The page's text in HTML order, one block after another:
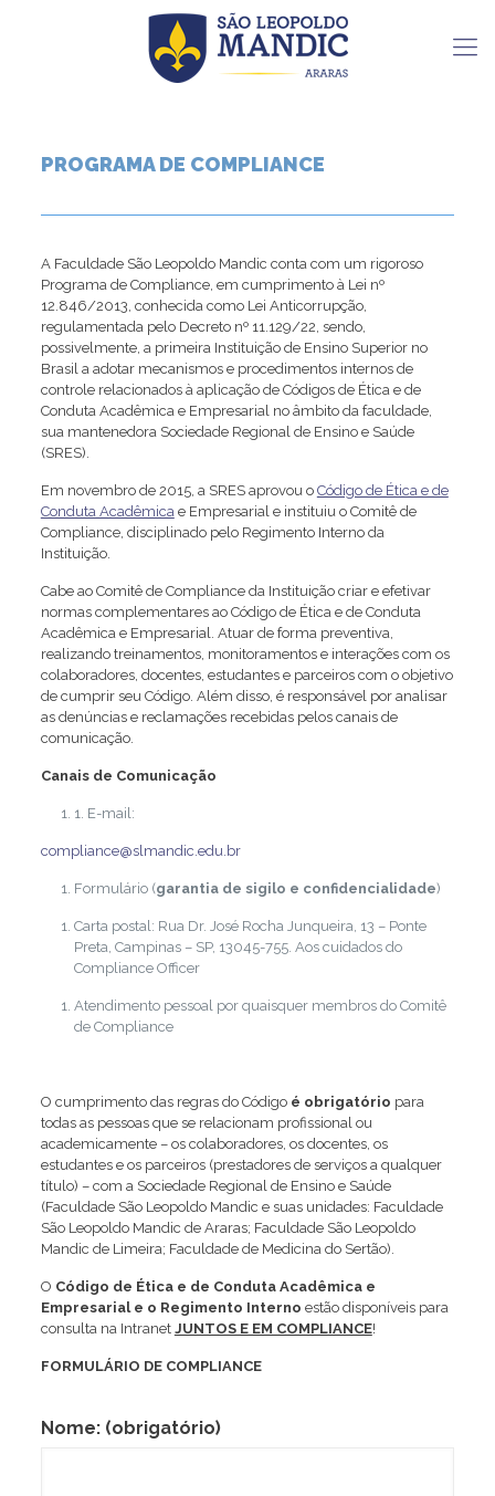
PROGRAMA DE COMPLIANCE
A Faculdade São Leopoldo Mandic conta com um rigoroso
Programa de Compliance, em cumprimento à Lei nº
12.846/2013, conhecida como Lei Anticorrupção,
regulamentada pelo Decreto nº 11.129/22, sendo,
possivelmente, a primeira Instituição de Ensino Superior no
Brasil a adotar mecanismos e procedimentos internos de
controle relacionados à aplicação de Códigos de Ética e de
Conduta Acadêmica e Empresarial no âmbito da faculdade,
sua mantenedora Sociedade Regional de Ensino e Saúde
(SRES).
Em novembro de 2015, a SRES aprovou o Código de Ética e de
Conduta Acadêmicae Empresarial e instituiu o Comitê de
Compliance, disciplinado pelo Regimento Interno da
Instituição.
Cabe ao Comitê de Compliance da Instituição criar e efetivar
normas complementares ao Código de Ética e de Conduta
Acadêmica e Empresarial. Atuar de forma preventiva,
realizando treinamentos, monitoramentos e interações com os
colaboradores, docentes, estudantes e parceiros com o objetivo
de cumprir seu Código. Além disso, é responsável por analisar
as denúncias e reclamações recebidas pelos canais de
comunicação.
Canais de Comunicação
1. E-mail:
compliance@slmandic.edu.br
Formulário (garantia de sigilo e confidencialidade)
Carta postal: Rua Dr. José Rocha Junqueira, 13 – Ponte
Preta, Campinas – SP, 13045-755. Aos cuidados do
Compliance Officer
Atendimento pessoal por quaisquer membros do Comitê
de Compliance
O cumprimento das regras do Código é obrigatório para
todas as pessoas que se relacionam profissional ou
academicamente – os colaboradores, os docentes, os
estudantes e os parceiros (prestadores de serviços a qualquer
título) – com a Sociedade Regional de Ensino e Saúde
(Faculdade São Leopoldo Mandic e suas unidades: Faculdade
São Leopoldo Mandic de Araras; Faculdade São Leopoldo
Mandic de Limeira; Faculdade de Medicina do Sertão).
O Código de Ética e de Conduta Acadêmica e
Empresarial e o Regimento Interno estão disponíveis para
consulta na Intranet JUNTOS E EM COMPLIANCE!
FORMULÁRIO DE COMPLIANCE
Nome: (obrigatório)